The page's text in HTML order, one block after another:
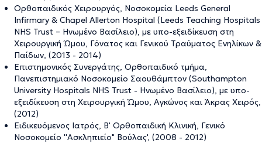
Ορθοπαιδικός Χειρουργός, Νοσοκομεία Leeds General
Infirmary & Chapel Allerton Hospital (Leeds Teaching Hospitals
NHS Trust – Ηνωμένο Βασίλειο), με υπο-εξειδίκευση στη
Χειρουργική Ώμου, Γόνατος και Γενικού Τραύματος Ενηλίκων &
Παίδων, (2013 - 2014)
Επιστημονικός Συνεργάτης, Ορθοπαιδικό τμήμα,
Πανεπιστημιακό Νοσοκομείο Σαουθάμπτον (Southampton
University Hospitals NHS Trust - Ηνωμένο Βασίλειο), με υπο-
εξειδίκευση στη Χειρουργική Ώμου, Αγκώνος και Άκρας Χειρός,
(2012)
Ειδικευόμενος Ιατρός, Β' Ορθοπαιδική Κλινική, Γενικό
Νοσοκομείο ''Ασκληπιείο" Βούλας', (2008 - 2012)